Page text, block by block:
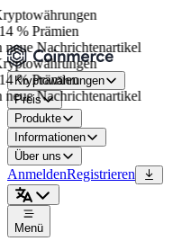
% Prämien
Nachrichtenartikel
% Prämien
Nachrichtenartikel
Kryptowährungen
Preis
Produkte
Informationen
Über uns
AnmeldenRegistrieren
Menü